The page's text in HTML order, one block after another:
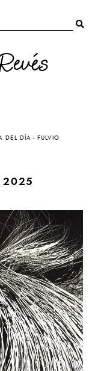
DEL DÍA -FULVIO
2025